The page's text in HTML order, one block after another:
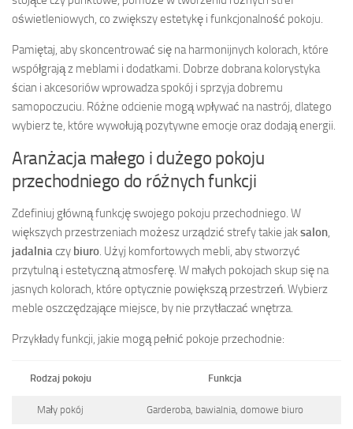
oświetleniowych, co zwiększy estetykę i funkcjonalność pokoju.
Pamiętaj, aby skoncentrować się na harmonijnych kolorach, które
współgrają z meblami i dodatkami. Dobrze dobrana kolorystyka
ścian i akcesoriów wprowadza spokój i sprzyja dobremu
samopoczuciu. Różne odcienie mogą wpływać na nastrój, dlatego
wybierz te, które wywołują pozytywne emocje oraz dodają energii.
Aranżacja małego i dużego pokoju
przechodniego do różnych funkcji
Zdefiniuj główną funkcję swojego pokoju przechodniego. W
większych przestrzeniach możesz urządzić strefy takie jaksalon,
jadalniaczy biuro. Użyj komfortowych mebli, aby stworzyć
przytulną i estetyczną atmosferę. W małych pokojach skup się na
jasnych kolorach, które optycznie powiększą przestrzeń. Wybierz
meble oszczędzające miejsce, by nie przytłaczać wnętrza.
Przykłady funkcji, jakie mogą pełnić pokoje przechodnie:
Rodzaj pokoju Funkcja
Mały pokój Garderoba, bawialnia, domowe biuro